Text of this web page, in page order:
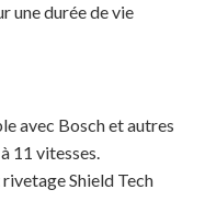
une durée de vie
avec Bosch et autres
11 vitesses.
Shield Tech